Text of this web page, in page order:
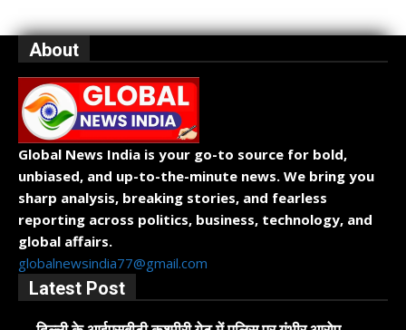
About
Global News India is your go-to source for bold,
unbiased, and up-to-the-minute news. We bring you
sharp analysis, breaking stories, and fearless
reporting across politics, business, technology, and
global affairs.
globalnewsindia77@gmail.com
Latest Post